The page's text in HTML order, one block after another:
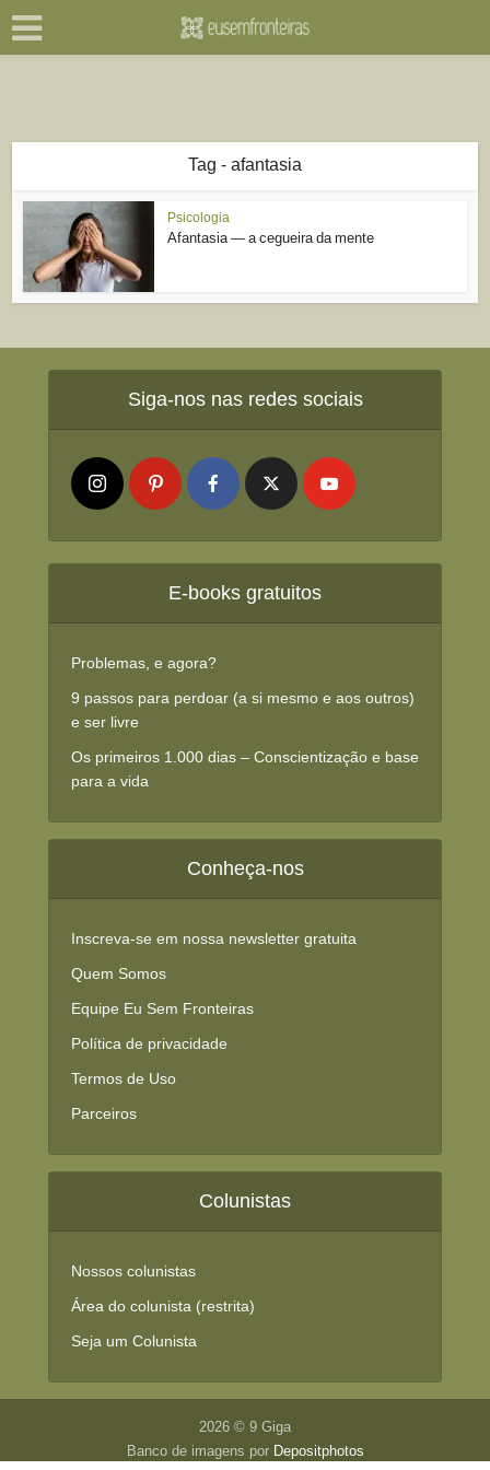
Tag - afantasia
Psicologia
Afantasia — a cegueira da mente
Siga-nos nas redes sociais
E-books gratuitos
Problemas, e agora?
9 passos para perdoar (a si mesmo e aos outros)
e ser livre
Os primeiros 1.000 dias – Conscientização e base
para a vida
Conheça-nos
Inscreva-se em nossa newsletter gratuita
Quem Somos
Equipe Eu Sem Fronteiras
Política de privacidade
Termos de Uso
Parceiros
Colunistas
Nossos colunistas
Área do colunista (restrita)
Seja um Colunista
2026 © 9 Giga
Banco de imagens por Depositphotos